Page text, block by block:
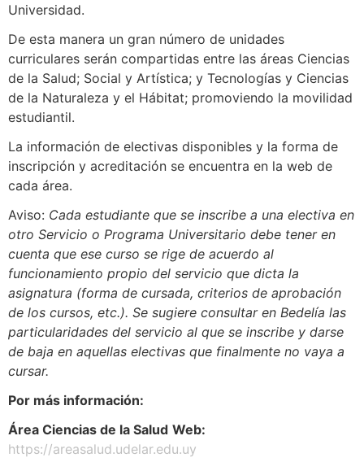
Universidad.
De esta manera un gran número de unidades
curriculares serán compartidas entre las áreas Ciencias
de la Salud; Social y Artística; y Tecnologías y Ciencias
de la Naturaleza y el Hábitat; promoviendo la movilidad
estudiantil.
La información de electivas disponibles y la forma de
inscripción y acreditación se encuentra en la web de
cada área.
Aviso: Cada estudiante que se inscribe a una electiva en
otro Servicio o Programa Universitario debe tener en
cuenta que ese curso se rige de acuerdo al
funcionamiento propio del servicio que dicta la
asignatura (forma de cursada, criterios de aprobación
de los cursos, etc.). Se sugiere consultar en Bedelía las
particularidades del servicio al que se inscribe y darse
de baja en aquellas electivas que finalmente no vaya a
cursar.
Por más información:
Área Ciencias de la Salud Web:
https://areasalud.udelar.edu.uy